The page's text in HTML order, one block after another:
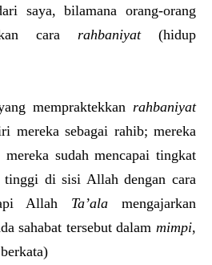
saya, bilamana orang-orang
cara rahbaniyat(hidup
mempraktekkan rahbaniyat
mereka sebagai rahib; mereka
sudah mencapai tingkat
tinggi di sisi Allah dengan cara
Allah Ta’ala mengajarkan
sahabat tersebut dalammimpi,